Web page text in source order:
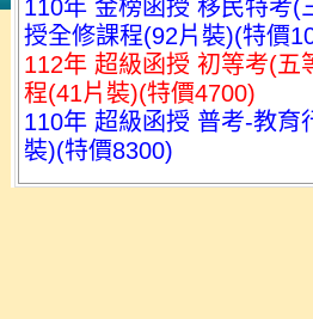
110年 金榜函授 移民特考(
授全修課程(92片裝)(特價
112年 超級函授 初等考(五
程(41片裝)(特價4700)
110年 超級函授 普考-教育
裝)(特價8300)